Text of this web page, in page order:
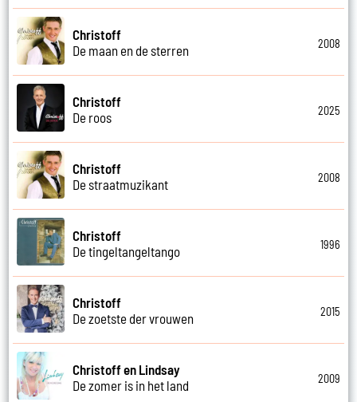
Christoff
De maan en de sterren
2008
Christoff
De roos
2025
Christoff
De straatmuzikant
2008
Christoff
De tingeltangeltango
1996
Christoff
De zoetste der vrouwen
2015
Christoff en Lindsay
De zomer is in het land
2009